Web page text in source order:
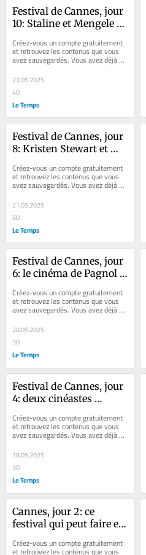
Festival de Cannes, jour
10: Staline et Mengele
aujourd’hui, voyages au
bout de l’enfer
Créez-vous un compte gratuitement
et retrouvez les contenus que vous
avez sauvegardés. Vous avez déjà un
compte ? Se connecter Faites plaisir
à...
23.05.2025
40
Le Temps
Festival de Cannes, jour
8: Kristen Stewart et
leur cinéma
Créez-vous un compte gratuitement
et retrouvez les contenus que vous
avez sauvegardés. Vous avez déjà un
compte ? Se connecter Faites plaisir
à...
21.05.2025
50
Le Temps
Festival de Cannes, jour
6: le cinéma de Pagnol
magie de l’animation
Créez-vous un compte gratuitement
et retrouvez les contenus que vous
avez sauvegardés. Vous avez déjà un
compte ? Se connecter La 78e
édition...
20.05.2025
30
Le Temps
Festival de Cannes, jour
4: deux cinéastes
opposés dans la course
à la Palme d’or
Créez-vous un compte gratuitement
et retrouvez les contenus que vous
avez sauvegardés. Vous avez déjà un
compte ? Se connecter Faites plaisir
à...
18.05.2025
30
Le Temps
Cannes, jour 2: ce
festival qui peut faire et
Créez-vous un compte gratuitement
et retrouvez les contenus que vous